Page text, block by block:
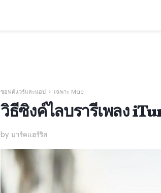
ซอฟต์แวร์และแอป เฉพาะ Mac
วิธีซิงค์ไลบรารีเพลง
by มาร์คแฮร์ริส